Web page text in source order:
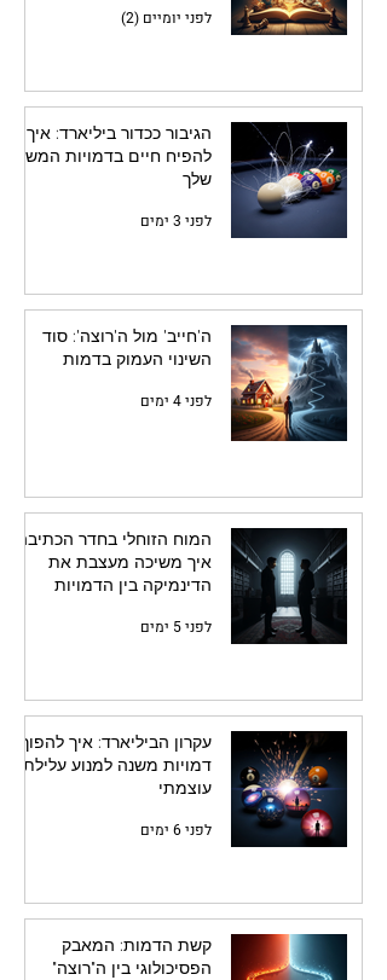
לפני יומיים (2)
הגיבור ככדור ביליארד: איך
להפיח חיים בדמויות המשנה
שלך
לפני 3 ימים
ה'חייב' מול ה'רוצה': סוד
השינוי העמוק בדמות
לפני 4 ימים
המוח הזוחלי בחדר הכתיבה:
איך משיכה מעצבת את
הדינמיקה בין הדמויות
לפני 5 ימים
עקרון הביליארד: איך להפוך
דמויות משנה למנוע עלילתי
עוצמתי
לפני 6 ימים
קשת הדמות: המאבק
הפסיכולוגי בין ה"רוצה"